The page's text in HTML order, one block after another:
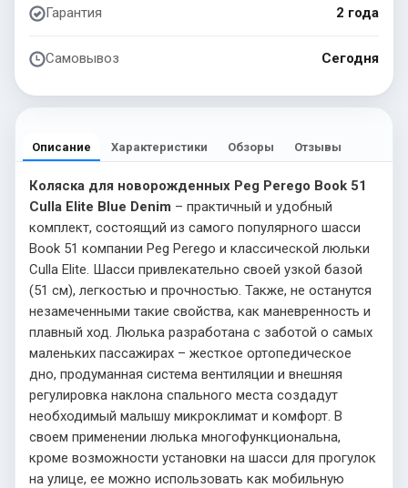
Гарантия 2 года
Самовывоз Сегодня
Описание Характеристики Обзоры Отзывы
Коляска для новорожденных Peg Perego Book 51
Culla Elite Blue Denim – практичный и удобный
комплект, состоящий из самого популярного шасси
Book 51 компании Peg Perego и классической люльки
Culla Elite. Шасси привлекательно своей узкой базой
(51 см), легкостью и прочностью. Также, не останутся
незамеченными такие свойства, как маневренность и
плавный ход. Люлька разработана с заботой о самых
маленьких пассажирах – жесткое ортопедическое
дно, продуманная система вентиляции и внешняя
регулировка наклона спального места создадут
необходимый малышу микроклимат и комфорт. В
своем применении люлька многофункциональна,
кроме возможности установки на шасси для прогулок
на улице, ее можно использовать как мобильную